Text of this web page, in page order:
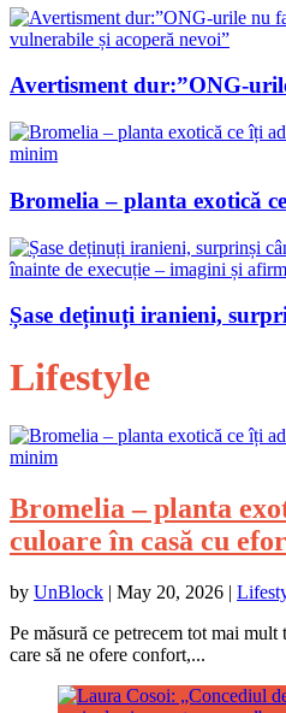
Avertisment dur:”ONG-
Bromelia – planta exotică
Șase deținuți iranieni,
Lifestyle
Bromelia – planta
culoare în casă cu
by UnBlock | May 20, 2026 |
Pe măsură ce petrecem tot mai
care să ne ofere confort,...